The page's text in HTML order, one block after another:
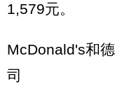
1,579元。
McDonald's和
司